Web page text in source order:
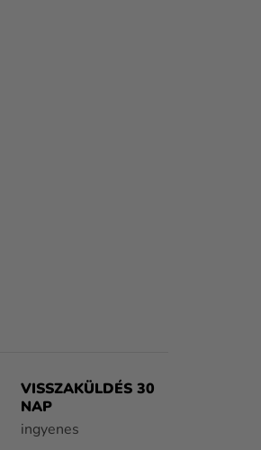
VISSZAKÜLDÉS 30
NAP
ingyenes